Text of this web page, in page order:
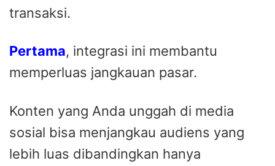
transaksi.
Pertama, integrasi ini membantu
memperluas jangkauan pasar.
Konten yang Anda unggah di media
sosial bisa menjangkau audiens yang
lebih luas dibandingkan hanya